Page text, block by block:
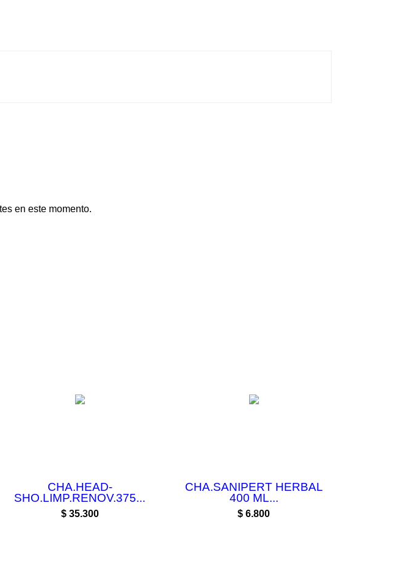
en este momento.
CHA.HEAD-
SHO.LIMP.RENOV.375...
Precio
$ 35.300
CHA.SANIPERT HERBAL
400 ML...
Precio
$ 6.800